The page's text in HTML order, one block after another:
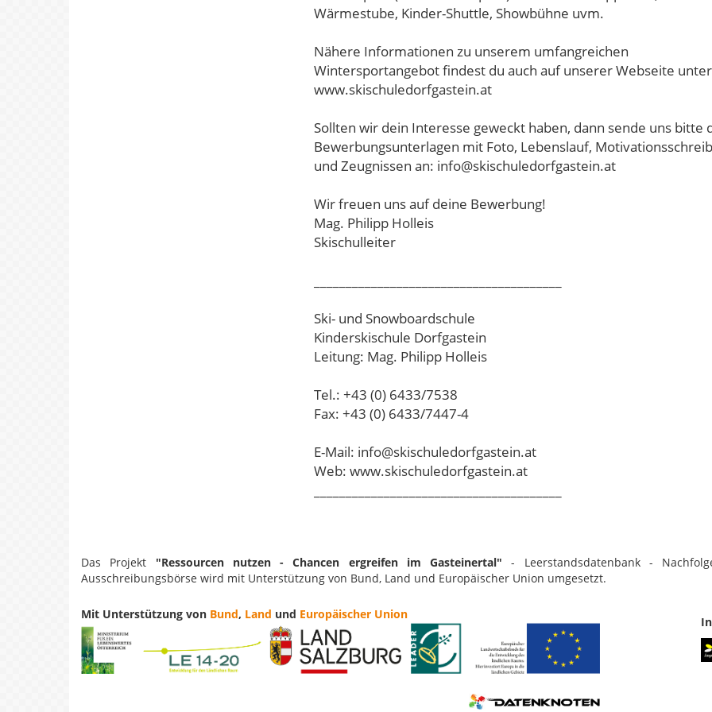
Wärmestube, Kinder-Shuttle, Showbühne uvm.
Nähere Informationen zu unserem umfangreichen
Wintersportangebot findest du auch auf unserer Webseite unter
www.skischuledorfgastein.at
Sollten wir dein Interesse geweckt haben, dann sende uns bitte
Bewerbungsunterlagen mit Foto, Lebenslauf,
und Zeugnissen an: info@skischuledorfgastein.at
Wir freuen uns auf deine Bewerbung!
Mag. Philipp Holleis
Skischulleiter
Ski- und Snowboardschule
Kinderskischule Dorfgastein
Leitung: Mag. Philipp Holleis
Tel.: +43 (0) 6433/7538
Fax: +43 (0) 6433/7447-4
E-Mail: info@skischuledorfgastein.at
Web: www.skischuledorfgastein.at
Das Projekt "Ressourcen nutzen - Chancen ergreifen im Gasteinertal" - Leerstandsdatenbank -
Ausschreibungsbörse wird mit Unterstützung von Bund, Land und Europäischer Union umgesetzt.
Mit Unterstützung von Bund, Land und Europäischer Union